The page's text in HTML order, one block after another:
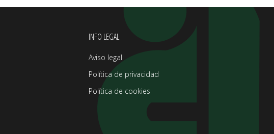
INFO LEGAL
Aviso legal
Política de privacidad
Política de cookies